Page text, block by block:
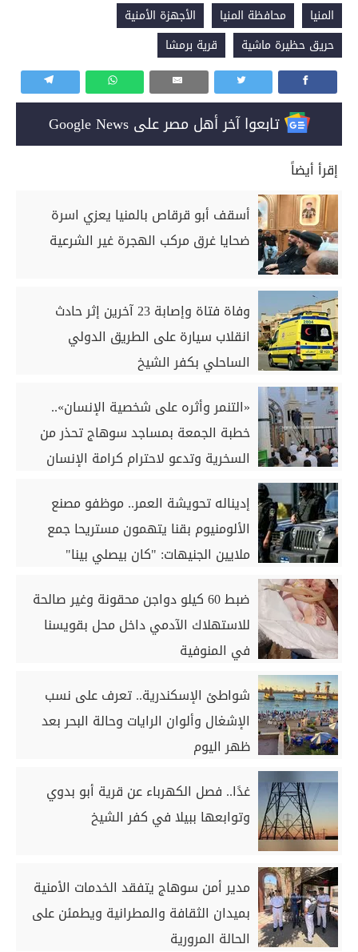
المنيا محافظة المنيا
الأجهزة الأمنية
حريق حظيرة ماشية
قرية برمشا
تابعوا آخر أهل مصر على Google News
إقرأ أيضاً
أسقف أبو قرقاص بالمنيا يعزي اسرة
ضحايا غرق مركب الهجرة غير الشرعية
وفاة فتاة وإصابة 23 آخرين إثر حادث
انقلاب سيارة على الطريق الدولي
الساحلي بكفر الشيخ
«التنمر وأثره على شخصية الإنسان»..
خطبة الجمعة بمساجد سوهاج تحذر من
السخرية وتدعو لاحترام كرامة الإنسان
إديناله تحويشة العمر.. موظفو مصنع
الألومنيوم بقنا يتهمون مستريحا جمع
ملايين الجنيهات: "كان بيصلي بينا"
ضبط 60 كيلو دواجن محقونة وغير صالحة
للاستهلاك الآدمي داخل محل بقويسنا
في المنوفية
شواطئ الإسكندرية.. تعرف على نسب
الإشغال وألوان الرايات وحالة البحر بعد
ظهر اليوم
غدًا.. فصل الكهرباء عن قرية أبو بدوي
وتوابعها ببيلا في كفر الشيخ
مدير أمن سوهاج يتفقد الخدمات الأمنية
بميدان الثقافة والمطرانية ويطمئن على
الحالة المرورية